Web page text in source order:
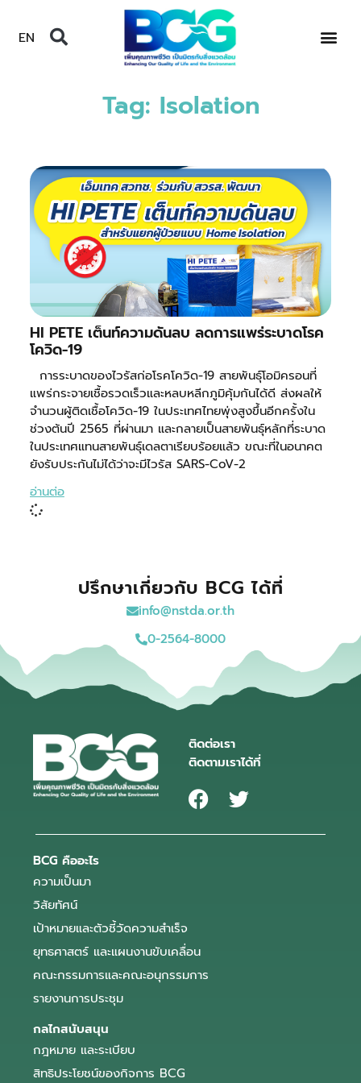
EN
Tag: Isolation
HI PETE เต็นท์ความดันลบ ลดการแพร่ระบาดโรค
โควิด-19
การระบาดของไวรัสก่อโรคโควิด-19 สายพันธุ์โอมิครอนที่
แพร่กระจายเชื้อรวดเร็วและหลบหลีกภูมิคุ้มกันได้ดี ส่งผลให้
จำนวนผู้ติดเชื้อโควิด-19 ในประเทศไทยพุ่งสูงขึ้นอีกครั้งใน
ช่วงต้นปี 2565 ที่ผ่านมา และกลายเป็นสายพันธุ์หลักที่ระบาด
ในประเทศแทนสายพันธุ์เดลตาเรียบร้อยแล้ว ขณะที่ในอนาคต
ยังรับประกันไม่ได้ว่าจะมีไวรัส SARS-CoV-2
อ่านต่อ
ปรึกษาเกี่ยวกับ BCG ได้ที่
info@nstda.or.th
0-2564-8000
ติดต่อเรา
ติดตามเราได้ที่
BCG คืออะไร
ความเป็นมา
วิสัยทัศน์
เป้าหมายและตัวชี้วัดความสำเร็จ
ยุทธศาสตร์ และแผนงานขับเคลื่อน
คณะกรรมการและคณะอนุกรรมการ
รายงานการประชุม
กลไกสนับสนุน
กฎหมาย และระเบียบ
สิทธิประโยชน์ของกิจการ BCG